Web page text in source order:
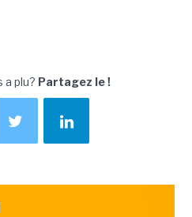
a plu? Partagez le !